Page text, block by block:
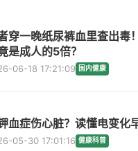
穿一晚纸尿裤血里查出毒
是成人的5倍？
06-18 17:21:09 国内健康
血症伤心脏？读懂电变化
05-30 17:01:16 健康科普